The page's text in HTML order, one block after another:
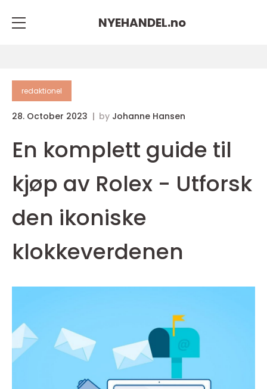
NYEHANDEL.no
redaktionel
28. October 2023 by Johanne Hansen
En komplett guide til
kjøp av Rolex - Utforsk
den ikoniske
klokkeverdenen